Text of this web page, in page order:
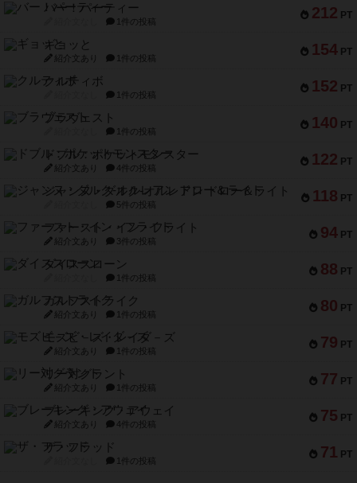
212 PT
バー！パーティー
1件の投稿
154 PT
ギョッと
紹介文あり 1件の投稿
152 PT
クルティボ
1件の投稿
140 PT
ブラヴェスト
1件の投稿
122 PT
ドブル：ポケットモンスター
紹介文あり 4件の投稿
118 PT
ジャンヌ・ダルク-オルレアン ドロー＆ライト
5件の投稿
94 PT
ファースト・イン・フライト
紹介文あり 3件の投稿
88 PT
ダイススローン
1件の投稿
80 PT
ガルフストライク
紹介文あり 1件の投稿
79 PT
モズビ－ズ・レイダ－ズ
紹介文あり 1件の投稿
77 PT
リー対グラント
紹介文あり 1件の投稿
75 PT
ブレーキング・アウェイ
紹介文あり 4件の投稿
71 PT
ザ・フラッド
1件の投稿